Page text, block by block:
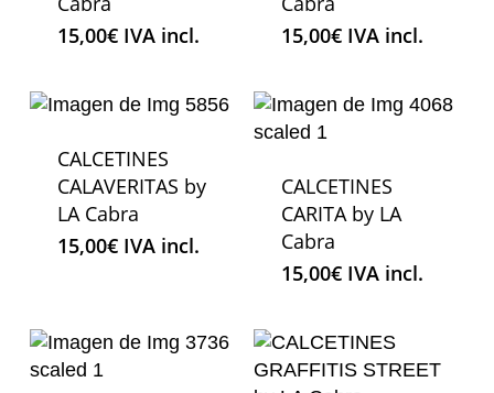
15,00€ IVA incl.
15,00€ IVA incl.
CALCETINES
CALAVERITAS by
LA Cabra
15,00€ IVA incl.
CALCETINES
CARITA by LA
Cabra
15,00€ IVA incl.